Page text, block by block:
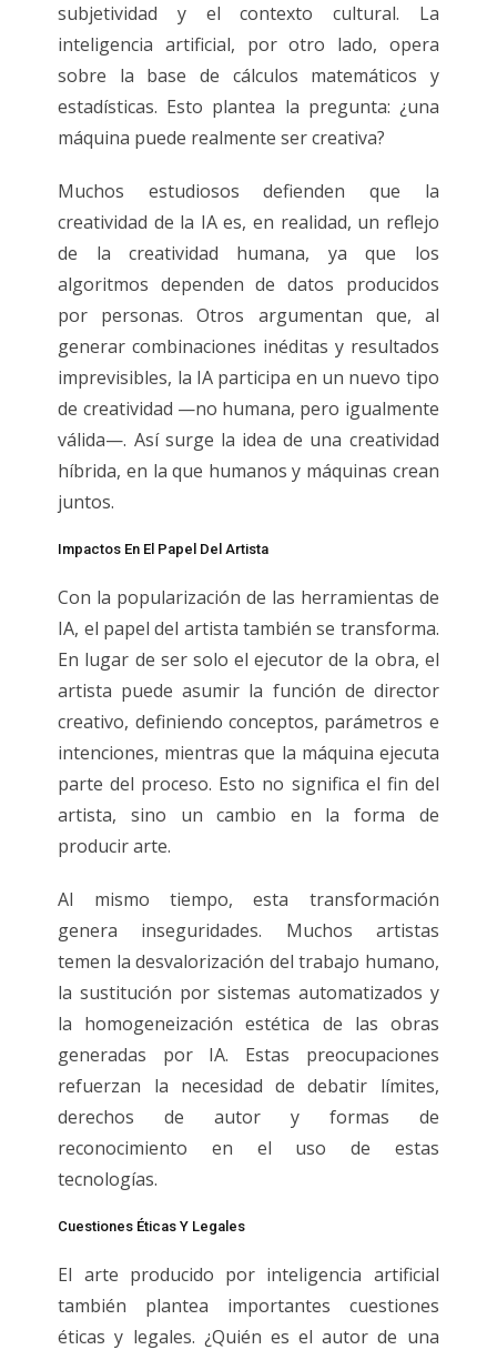
subjetividad y el contexto cultural. La
inteligencia artificial, por otro lado, opera
sobre la base de cálculos matemáticos y
estadísticas. Esto plantea la pregunta: ¿una
máquina puede realmente ser creativa?
Muchos estudiosos defienden que la
creatividad de la IA es, en realidad, un reflejo
de la creatividad humana, ya que los
algoritmos dependen de datos producidos
por personas. Otros argumentan que, al
generar combinaciones inéditas y resultados
imprevisibles, la IA participa en un nuevo tipo
de creatividad —no humana, pero igualmente
válida—. Así surge la idea de una creatividad
híbrida, en la que humanos y máquinas crean
juntos.
Impactos En El Papel Del Artista
Con la popularización de las herramientas de
IA, el papel del artista también se transforma.
En lugar de ser solo el ejecutor de la obra, el
artista puede asumir la función de director
creativo, definiendo conceptos, parámetros e
intenciones, mientras que la máquina ejecuta
parte del proceso. Esto no significa el fin del
artista, sino un cambio en la forma de
producir arte.
Al mismo tiempo, esta transformación
genera inseguridades. Muchos artistas
temen la desvalorización del trabajo humano,
la sustitución por sistemas automatizados y
la homogeneización estética de las obras
generadas por IA. Estas preocupaciones
refuerzan la necesidad de debatir límites,
derechos de autor y formas de
reconocimiento en el uso de estas
tecnologías.
Cuestiones Éticas Y Legales
El arte producido por inteligencia artificial
también plantea importantes cuestiones
éticas y legales. ¿Quién es el autor de una